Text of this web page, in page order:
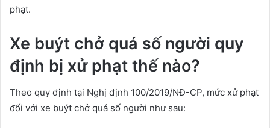
phạt.
Xe buýt chở quá số người quy
định bị xử phạt thế nào?
Theo quy định tại Nghị định 100/2019/NĐ-CP, mức xử phạt
đối với xe buýt chở quá số người như sau: